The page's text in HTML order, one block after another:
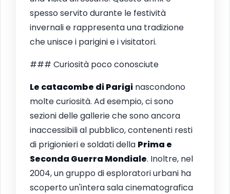
spesso servito durante le festività
invernali e rappresenta una tradizione
che unisce i parigini e i visitatori.
### Curiosità poco conosciute
Le catacombe di Parigi nascondono
molte curiosità. Ad esempio, ci sono
sezioni delle gallerie che sono ancora
inaccessibili al pubblico, contenenti resti
di prigionieri e soldati della Prima e
Seconda Guerra Mondiale. Inoltre, nel
2004, un gruppo di esploratori urbani ha
scoperto un'intera sala cinematografica